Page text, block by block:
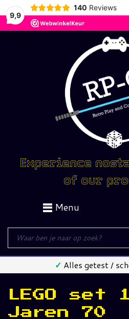
9,9
140 Reviews
Experience
of our
Menu
Producten
zoeken
✓ Alles getest /
LEGO set
Jaren 70